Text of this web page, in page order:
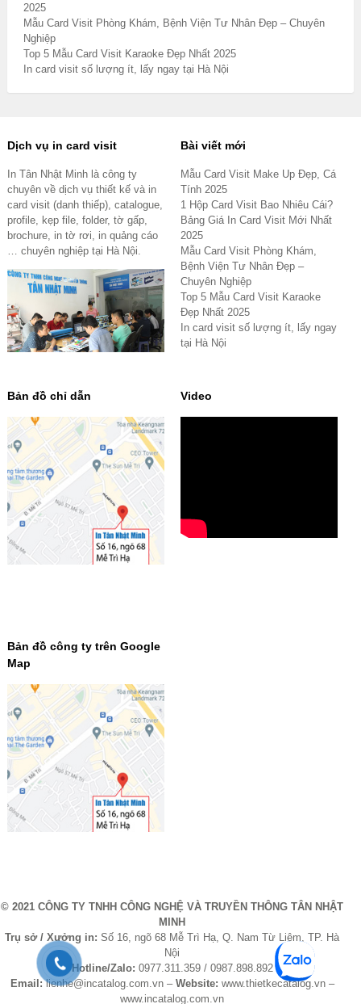
2025
Mẫu Card Visit Phòng Khám, Bệnh Viện Tư Nhân Đẹp – Chuyên
Nghiệp
Top 5 Mẫu Card Visit Karaoke Đẹp Nhất 2025
In card visit số lượng ít, lấy ngay tại Hà Nội
Dịch vụ in card visit
In Tân Nhật Minh là công ty
chuyên về dịch vụ thiết kế và in
card visit (danh thiếp), catalogue,
profile, kẹp file, folder, tờ gấp,
brochure, in tờ rơi, in quảng cáo
… chuyên nghiệp tại Hà Nội.
Bài viết mới
Mẫu Card Visit Make Up Đẹp, Cá
Tính 2025
1 Hộp Card Visit Bao Nhiêu Cái?
Bảng Giá In Card Visit Mới Nhất
2025
Mẫu Card Visit Phòng Khám,
Bệnh Viện Tư Nhân Đẹp –
Chuyên Nghiệp
Top 5 Mẫu Card Visit Karaoke
Đẹp Nhất 2025
In card visit số lượng ít, lấy ngay
tại Hà Nội
Bản đồ chỉ dẫn Video
Bản đồ công ty trên Google
Map
© 2021 CÔNG TY TNHH CÔNG NGHỆ VÀ TRUYỀN THÔNG TÂN NHẬT
MINH
Trụ sở / Xưởng in:Số 16, ngõ 68 Mễ Trì Hạ, Q. Nam Từ Liêm, TP. Hà
Nội
Hotline/Zalo: 0977.311.359 / 0987.898.892
Email:lienhe@incatalog.com.vn – Website: www.thietkecatalog.vn –
www.incatalog.com.vn